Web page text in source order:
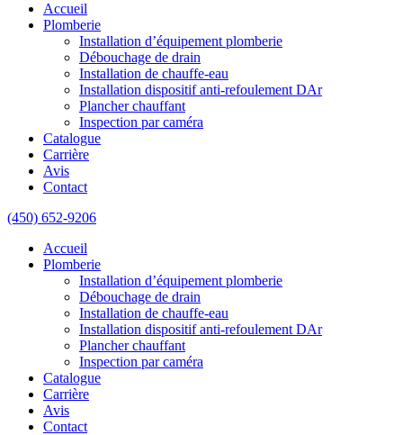
Accueil
Plomberie
Installation d’équipement plomberie
Débouchage de drain
Installation de chauffe-eau
Installation dispositif anti-refoulement DAr
Plancher chauffant
Inspection par caméra
Catalogue
Carrière
Avis
Contact
(450) 652-9206
Accueil
Plomberie
Installation d’équipement plomberie
Débouchage de drain
Installation de chauffe-eau
Installation dispositif anti-refoulement DAr
Plancher chauffant
Inspection par caméra
Catalogue
Carrière
Avis
Contact